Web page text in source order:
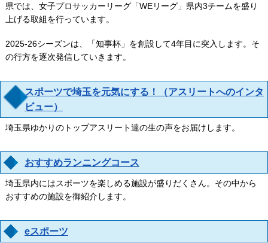
県では、女子プロサッカーリーグ「WEリーグ」県内3チームを盛り
上げる取組を行っています。
2025-26シーズンは、「知事杯」を創設して4年目に突入します。そ
の行方を逐次発信していきます。
スポーツで埼玉を元気にする！（アスリートへのインタ
ビュー）
埼玉県ゆかりのトップアスリート達の生の声をお届けします。
おすすめランニングコース
埼玉県内にはスポーツを楽しめる施設が盛りだくさん。その中から
おすすめの施設を御紹介します。
eスポーツ